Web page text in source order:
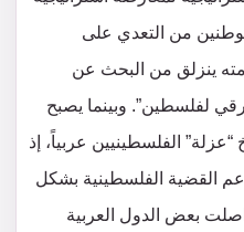
من التعدي على
ينزلق من البحث عن
لفلسطين”. وبينما يصبح
الفلسطينيين عربياً، إذ
القضية الفلسطينية بشكل
بعض الدول العربية